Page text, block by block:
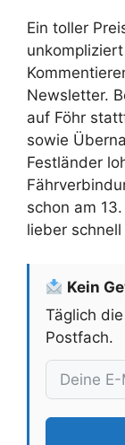
Ein toller
Newsletter.
auf Föhr
sowie
Festländer
schon am
lieber
Kein
Täglich
Postfach.